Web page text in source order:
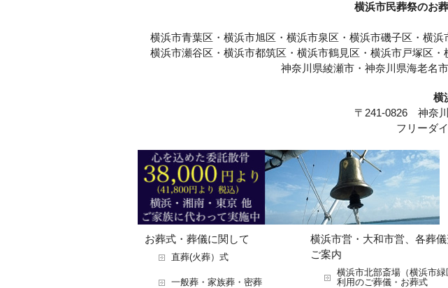
横浜市民葬祭のお
横浜市青葉区・横浜市旭区・横浜市泉区・横浜市磯子区・横
横浜市瀬谷区・横浜市都筑区・横浜市鶴見区・横浜市戸塚区
神奈川県綾瀬市・神奈川県海老名
横
〒241-0826 神奈
フリーダ
お葬式・葬儀に関して
直葬(火葬）式
一般葬・家族葬・密葬
横浜市営・大和市営、各葬
ご案内
横浜市北部斎場（横浜市緑
利用のご葬儀・お葬式